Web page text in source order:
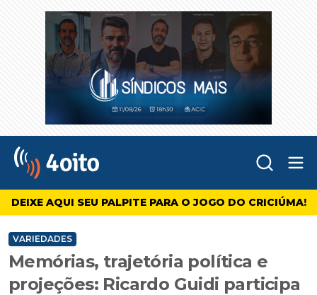
4oito
DEIXE AQUI SEU PALPITE PARA O JOGO DO CRICIÚMA!
VARIEDADES
Memórias, trajetória política e
projeções: Ricardo Guidi participa